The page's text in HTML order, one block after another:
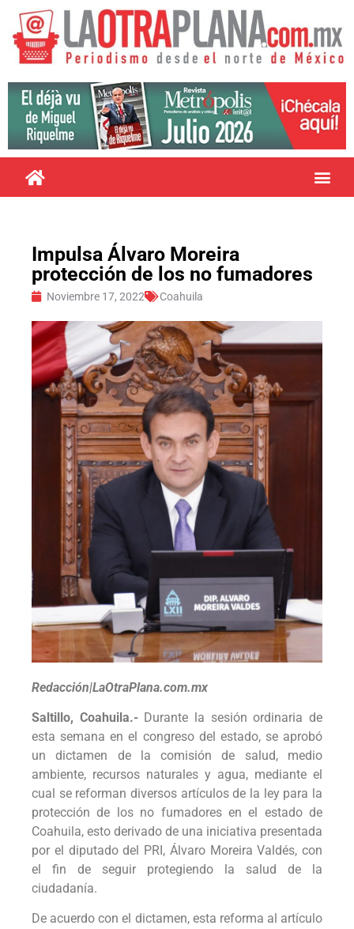
Impulsa Álvaro Moreira
protección de los no fumadores
Noviembre 17, 2022 Coahuila
Redacción|LaOtraPlana.com.mx
Saltillo, Coahuila.-Durante la sesión ordinaria de
esta semana en el congreso del estado, se aprobó
un dictamen de la comisión de salud, medio
ambiente, recursos naturales y agua, mediante el
cual se reforman diversos artículos de la ley para la
protección de los no fumadores en el estado de
Coahuila, esto derivado de una iniciativa presentada
por el diputado del PRI, Álvaro Moreira Valdés, con
el fin de seguir protegiendo la salud de la
ciudadanía.
De acuerdo con el dictamen, esta reforma al artículo